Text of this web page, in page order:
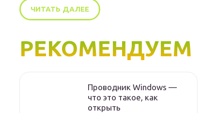
ЧИТАТЬ ДАЛЕЕ
РЕКОМЕНДУЕМ
Проводник Windows —
что это такое, как
открыть